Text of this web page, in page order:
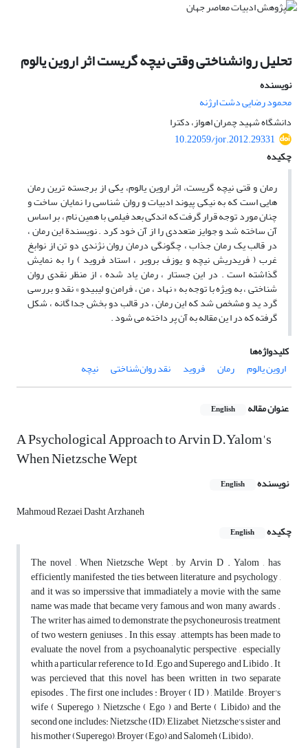
تحلیل روانشناختی وقتی نیچه گریست اثر اروین یالوم
نویسنده
محمود رضایی دشت ارژنه
دانشگاه شهید چمران اهواز، دکترا
10.22059/jor.2012.29331
چکیده
رمان و قتی نیچه گریست، اثر اروین یالوم، یکی از برجسته ‌ترین رمان‌
هایی است که به نیکی پیوند ادبیات و روان ‌شناسی را نمایان ساخت و
چنان مورد توجه قرار گرفت که اندکی بعد فیلمی با همین نام ، بر اساس
آن ساخته شد و جوایز متعددی را از آن خود کرد . نویسندة این رمان ،
در قالب یک رمان جذاب ، چگونگی درمان روان ‌نژندی دو تن از نوابغ
غرب ( فریدریش نیچه و یوزف‌ برویر ، استاد فروید ) را به نمایش
گذاشته است . در این جستار ، رمان یاد شده ، از منظر نقدی روان‌
شناختی ، به ویژه با توجه به « نهاد ، من ، فرامن و لیبیدو » نقد و بررسی
گرد ید و مشخص شد که این رمان ، در قالب دو بخش جدا گانه ، شکل
گرفته که در ا ین مقاله به آن پر داخته می‌ شود .
کلیدواژه‌ها
اروین یالوم
رمان فروید نقد روان‌شناختی نیچه
عنوان مقاله English
A Psychological Approach to Arvin D.Yalom's
When Nietzsche Wept
نویسنده English
Mahmoud Rezaei Dasht Arzhaneh
چکیده
English
The novel , When Nietzsche Wept , by Arvin D . Yalom , has
efficiently manifested the ties between literature and psychology ,
and it was so imperssive that immadiately a movie with the same
name was made that became very famous and won many awards .
The writer has aimed to demonstrate the psychoneurosis treatment
of two western geniuses . In this essay , attempts has been made to
evaluate the novel from a psychoanalytic perspective , especially
whith a particular reference to Id , Ego and Superego and Libido . It
was percieved that this novel has been written in two separate
episodes . The first one includes : Broyer ( ID ) , Matilde , Broyer's
wife ( Superego ), Nietzsche ( Ego ) and Berte ( Libido) and the
second one includes: Nietzsche (ID), Elizabet, Nietzsche's sister and
his mother (Superego), Broyer (Ego) and Salomeh (Libido).